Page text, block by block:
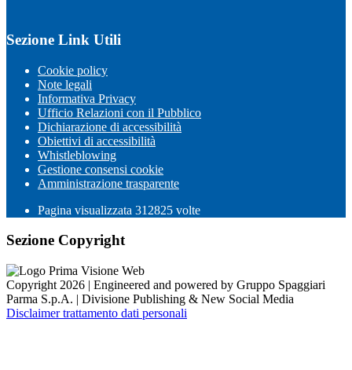
Sezione Link Utili
Cookie policy
Note legali
Informativa Privacy
Ufficio Relazioni con il Pubblico
Dichiarazione di accessibilità
Obiettivi di accessibilità
Whistleblowing
Gestione consensi cookie
Amministrazione trasparente
Pagina visualizzata 312825 volte
Sezione Copyright
Copyright 2026 | Engineered and powered by Gruppo Spaggiari
Parma S.p.A. | Divisione Publishing & New Social Media
Disclaimer trattamento dati personali